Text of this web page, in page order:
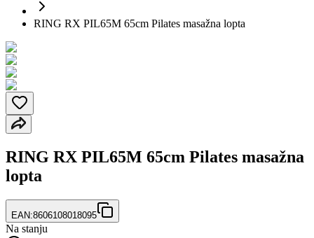
RING RX PIL65M 65cm Pilates masažna lopta
RING RX PIL65M 65cm Pilates masažna
lopta
EAN:8606108018095
Na stanju